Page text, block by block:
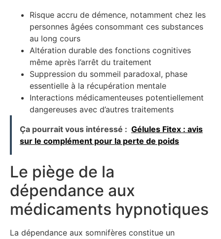
Risque accru de démence, notamment chez les
personnes âgées consommant ces substances
au long cours
Altération durable des fonctions cognitives
même après l’arrêt du traitement
Suppression du sommeil paradoxal, phase
essentielle à la récupération mentale
Interactions médicamenteuses potentiellement
dangereuses avec d’autres traitements
Ça pourrait vous intéressé : Gélules Fitex : avis
sur le complément pour la perte de poids
Le piège de la
dépendance aux
médicaments hypnotiques
La dépendance aux somnifères constitue un